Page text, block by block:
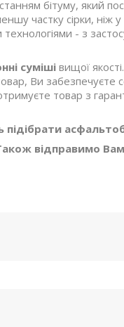
бітуму, який
частку сірки,
- з
суміші вищої
Ви забезпечуєте
товар з
відправимо